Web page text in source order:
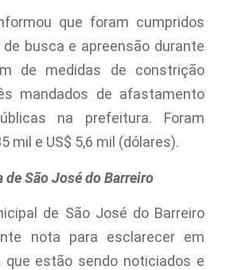
que foram cumpridos
busca e apreensão durante
de medidas de constrição
mandados de afastamento
na prefeitura. Foram
mil e US$ 5,6 mil (dólares).
de São José do Barreiro
de São José do Barreiro
nota para esclarecer em
estão sendo noticiados e